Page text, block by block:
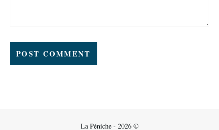
La Péniche - 2026 ©